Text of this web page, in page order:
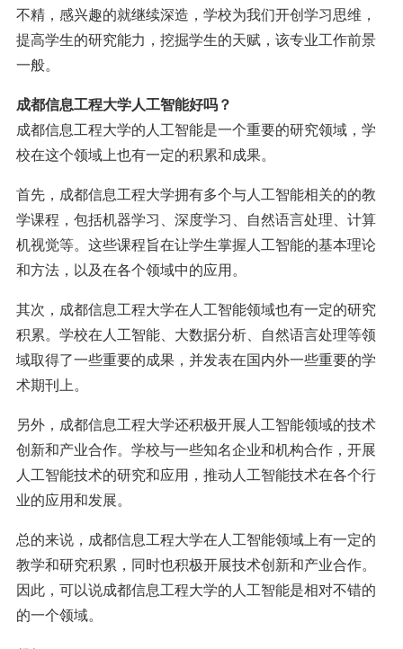
不精，感兴趣的就继续深造，学校为我们开创学习思维，
提高学生的研究能力，挖掘学生的天赋，该专业工作前景
一般。
成都信息工程大学人工智能好吗？
成都信息工程大学的人工智能是一个重要的研究领域，学
校在这个领域上也有一定的积累和成果。
首先，成都信息工程大学拥有多个与人工智能相关的的教
学课程，包括机器学习、深度学习、自然语言处理、计算
机视觉等。这些课程旨在让学生掌握人工智能的基本理论
和方法，以及在各个领域中的应用。
其次，成都信息工程大学在人工智能领域也有一定的研究
积累。学校在人工智能、大数据分析、自然语言处理等领
域取得了一些重要的成果，并发表在国内外一些重要的学
术期刊上。
另外，成都信息工程大学还积极开展人工智能领域的技术
创新和产业合作。学校与一些知名企业和机构合作，开展
人工智能技术的研究和应用，推动人工智能技术在各个行
业的应用和发展。
总的来说，成都信息工程大学在人工智能领域上有一定的
教学和研究积累，同时也积极开展技术创新和产业合作。
因此，可以说成都信息工程大学的人工智能是相对不错的
的一个领域。